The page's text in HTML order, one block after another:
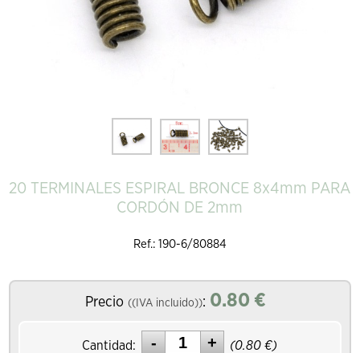
20 TERMINALES ESPIRAL BRONCE 8x4mm PARA
CORDÓN DE 2mm
Ref.: 190-6/80884
Precio((IVA incluido)): 0.80 €
Cantidad: (0.80 €)